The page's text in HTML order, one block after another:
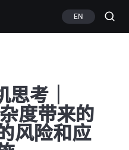
EN
考｜
度带来的
风险和应